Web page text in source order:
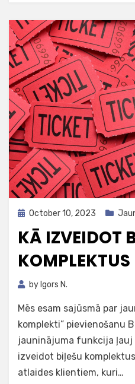
Posted
October 10, 2023
KĀ IZVEIDOT
KOMPLEKTUS
by Igors N.
Mēs esam sajūsmā par
komplekti” pievienošanu
jauninājuma funkcija ļauj
izveidot biļešu
atlaides klientiem, kuri…